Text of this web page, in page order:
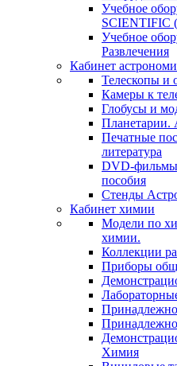
Учебное
Учебное
Развлечения
Кабинет
Телескопы и
Камеры к
Глобусы и
Планетарии.
Печатные
литература
DVD-
пособия
Стенды
Кабинет химии
Модели по
химии.
Коллекции
Приборы
Химия